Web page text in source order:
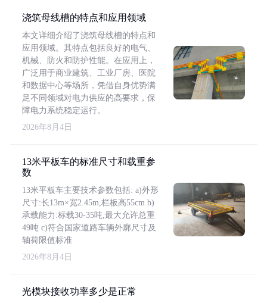
浇筑母线槽的特点和应用领域
本文详细介绍了浇筑母线槽的特点和
应用领域。其特点包括良好的电气、
机械、防火和防护性能。在应用上，
广泛用于商业建筑、工业厂房、医院
和数据中心等场所，凭借自身优势满
足不同领域对电力供应的高要求，保
障电力系统稳定运行。
2026年8月4日
13米平板车的标准尺寸和载重参
数
13米平板车主要技术参数包括: a)外形
尺寸:长13m×宽2.45m,栏板高55cm b)
承载能力:标载30-35吨,最大允许总重
49吨 c)符合国家道路车辆外廓尺寸及
轴荷限值标准
2026年8月4日
光模块接收功率多少是正常